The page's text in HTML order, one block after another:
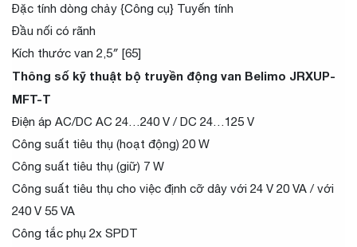
Đặc tính dòng chảy {Công cụ} Tuyến tính
Đầu nối có rãnh
Kích thước van 2,5″ [65]
Thông số kỹ thuật bộ truyền động van Belimo JRXUP-
MFT-T
Điện áp AC/DC AC 24…240 V / DC 24…125 V
Công suất tiêu thụ (hoạt động) 20 W
Công suất tiêu thụ (giữ) 7 W
Công suất tiêu thụ cho việc định cỡ dây với 24 V 20 VA / với
240 V 55 VA
Công tắc phụ 2x SPDT